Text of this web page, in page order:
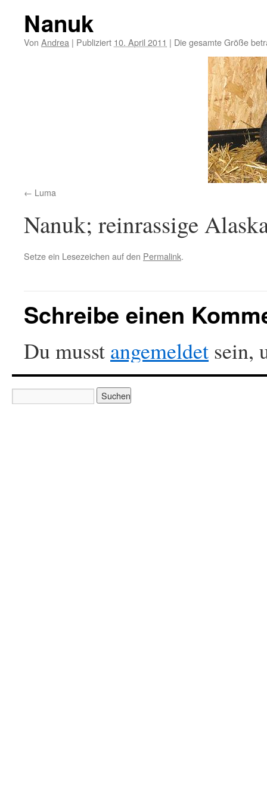
Nanuk
Von Andrea | Publiziert 10. April 2011 | Die gesamte Größe
Luma
Nanuk; reinrassige
Setze ein Lesezeichen auf den Permalink.
Schreibe einen
Du musst angemeldet sein,